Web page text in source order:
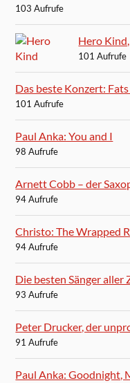
103 Aufrufe
Hero
101 Aufrufe
Das beste Konzert:
101 Aufrufe
Paul Anka: You and I
98 Aufrufe
Arnett Cobb – der
94 Aufrufe
Christo: The Wrapped
94 Aufrufe
Die besten Sänger aller
93 Aufrufe
Peter Drucker, der
91 Aufrufe
Paul Anka: Goodnight,